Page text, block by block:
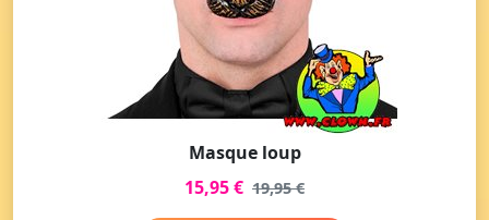
Masque loup
15,95 € 19,95 €